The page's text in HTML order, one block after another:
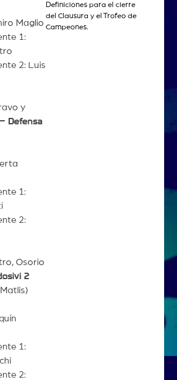
Maglio
1:
2: Luis
y
– Defensa
1:
2:
Osorio
2
1:
2:
Definiciones para el cierre
del Clausura y el Trofeo de
Campeones.